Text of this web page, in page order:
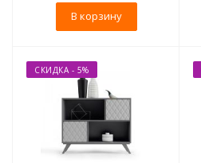
В корзину
СКИДКА - 5%